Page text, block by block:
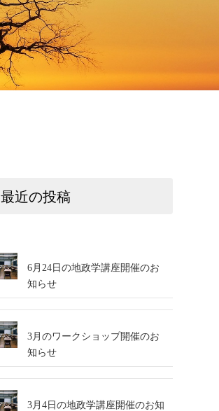
最近の投稿
6月24日の地政学講座開催のお
知らせ
3月のワークショップ開催のお
知らせ
3月4日の地政学講座開催のお知